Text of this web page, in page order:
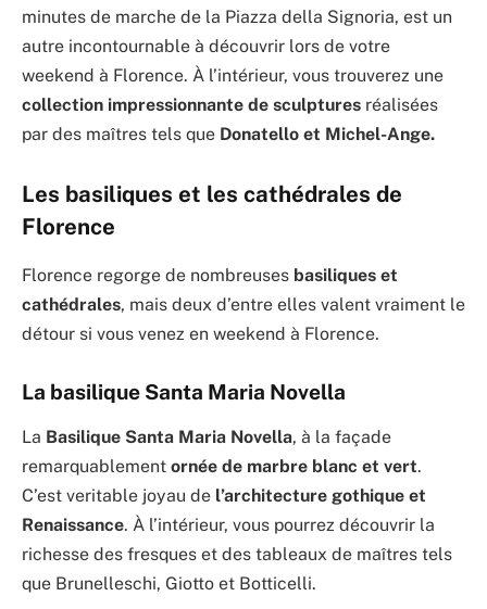
minutes de marche de la Piazza della Signoria, est un
autre incontournable à découvrir lors de votre
weekend à Florence. À l’intérieur, vous trouverez une
collection impressionnante de sculptures réalisées
par des maîtres tels que Donatello et Michel-Ange.
Les basiliques et les cathédrales de
Florence
Florence regorge de nombreuses basiliques et
cathédrales, mais deux d’entre elles valent vraiment le
détour si vous venez en weekend à Florence.
La basilique Santa Maria Novella
La Basilique Santa Maria Novella, à la façade
remarquablement ornée de marbre blanc et vert.
C’est veritable joyau de l’architecture gothique et
Renaissance. À l’intérieur, vous pourrez découvrir la
richesse des fresques et des tableaux de maîtres tels
que Brunelleschi, Giotto et Botticelli.